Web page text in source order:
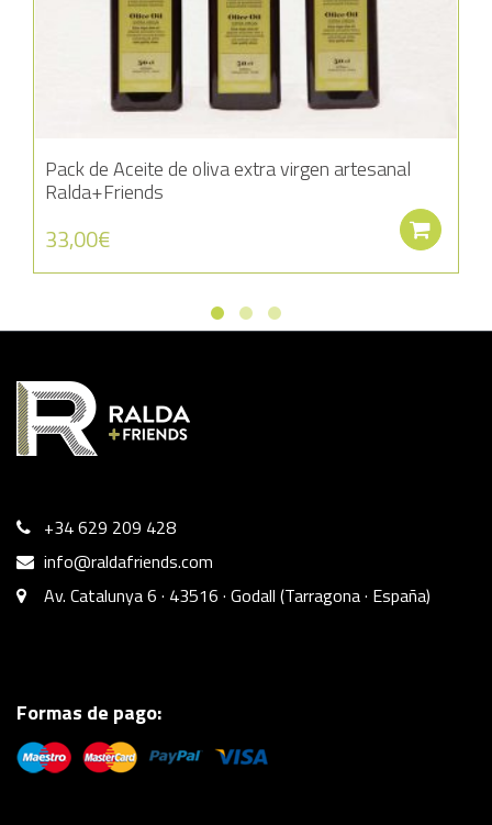
Pack de Aceite de oliva extra virgen artesanal
Ralda+Friends
33,00€
+34 629 209 428
info@raldafriends.com
Av. Catalunya 6 · 43516 · Godall (Tarragona · España)
Formas de pago: